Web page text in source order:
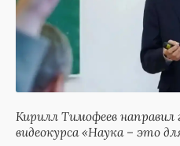
Кирилл Тимофеев направил
видеокурса «Наука – это